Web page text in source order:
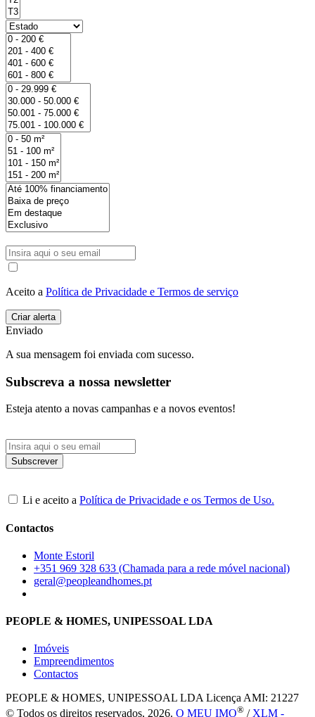
Aceito a Política de Privacidade e Termos de serviço
Enviado
A sua mensagem foi enviada com sucesso.
Subscreva a nossa newsletter
Esteja atento a novas campanhas e a novos eventos!
Li e aceito a Política de Privacidade e os Termos de Uso.
Contactos
Monte Estoril
+351 969 328 633 (Chamada para a rede móvel nacional)
geral@peopleandhomes.pt
PEOPLE & HOMES, UNIPESSOAL LDA
Imóveis
Empreendimentos
Contactos
PEOPLE & HOMES, UNIPESSOAL LDA Licença AMI: 21227
© Todos os direitos reservados, 2026. O MEU IMO® /XLM -